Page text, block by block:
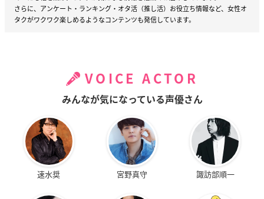
さらに、アンケート・ランキング・オタ活（推し活）お役立ち情報など、女性オ
タクがワクワク楽しめるようなコンテンツも発信しています。
VOICE ACTOR
みんなが気になっている声優さん
速水奨 宮野真守 諏訪部順一